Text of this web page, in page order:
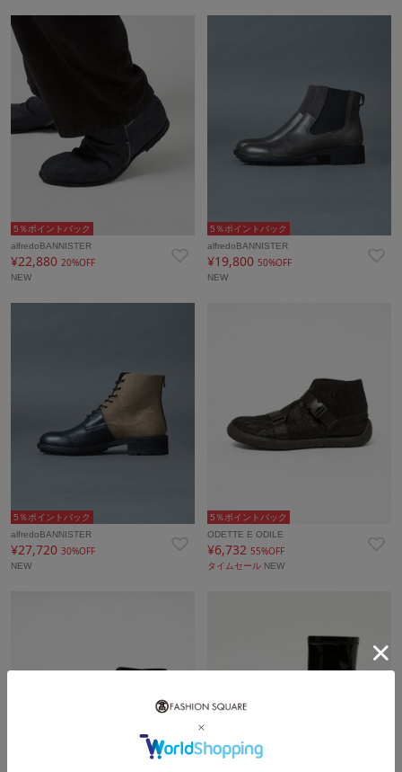
5％ポイントバック
alfredoBANNISTER
¥22,880 20%OFF
NEW
5％ポイントバック
alfredoBANNISTER
¥19,80050%OFF
NEW
5％ポイントバック
alfredoBANNISTER
¥27,720 30%OFF
NEW
5％ポイントバック
ODETTE E ODILE
¥6,73255%OFF
タイムセール NEW